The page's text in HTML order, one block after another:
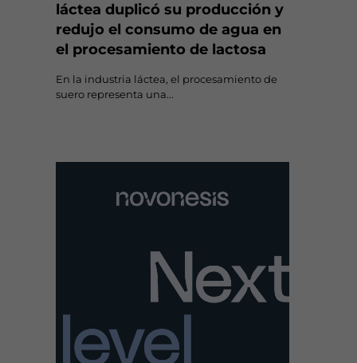
láctea duplicó su producción y
redujo el consumo de agua en
el procesamiento de lactosa
En la industria láctea, el procesamiento de
suero representa una...